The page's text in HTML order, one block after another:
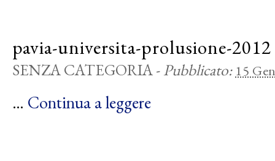
pavia-universita-prolusione-2012
SENZA CATEGORIA-Pubblicato: 15
… Continua a leggere